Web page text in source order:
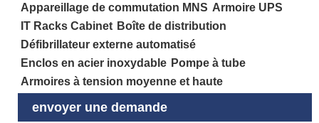
Appareillage de commutation MNS Armoire UPS
IT Racks Cabinet Boîte de distribution
Défibrillateur externe automatisé
Enclos en acier inoxydable Pompe à tube
Armoires à tension moyenne et haute
envoyer une demande